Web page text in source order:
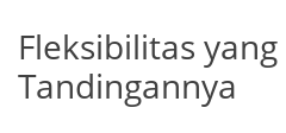
Fleksibilitas yang
Tandingannya